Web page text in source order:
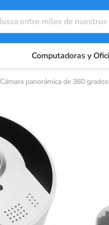
Computadoras y
Cámara panorámica de 360